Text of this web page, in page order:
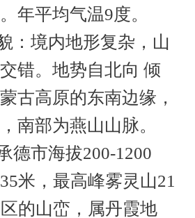
年平均气温9度。
境内地形复杂，山
错。地势自北向 倾
古高原的东南边缘，
南部为燕山山脉。
市海拔200-1200
米，最高峰雾灵山21
的山峦，属丹霞地